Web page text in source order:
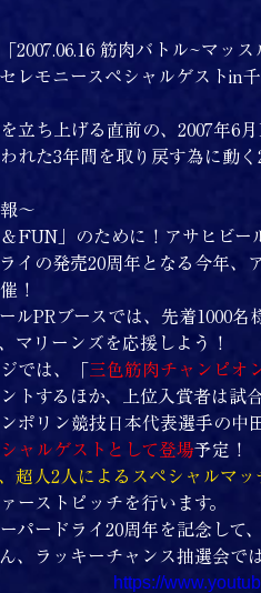
2007.06.16 筋肉バトル~マッ
レモニースペシャルゲストin
立ち上げる直前の、2007年6
れた3年間を取り戻す為に動
～
FUN」のために！アサヒビー
イの発売20周年となる今年、
！
ルPRブースでは、先着1000
マリーンズを応援しよう！
では、「 三色筋肉チャンピオ
トするほか、上位入賞者は試
ポリン競技日本代表選手の中
ャルゲストとして登場予定！
超人2人によるスペシャルマッ
ーストピッチを行います。
パードライ20周年を記念して
、ラッキーチャンス抽選会で
https://